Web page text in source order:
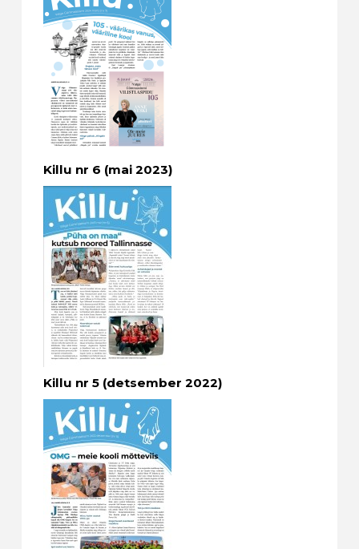
Killu nr 6 (mai 2023)
Killu nr 5 (detsember 2022)